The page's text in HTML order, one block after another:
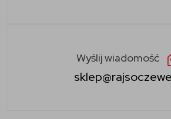
Wyślij wiadomość